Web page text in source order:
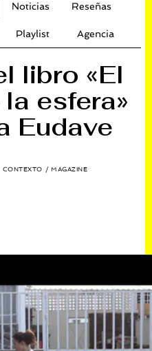
Noticias Reseñas
Playlist Agencia
libro «El
esfera»
Eudave
CONTEXTO / MAGAZINE